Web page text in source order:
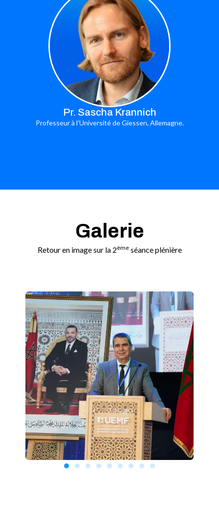
Pr. Sascha Krannich
Professeur à l’Université de Giessen, Allemagne.
Galerie
Retour en image sur la 2èmeséance plénière